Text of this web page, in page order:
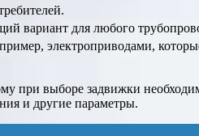
вариант для любого
электроприводами,
при выборе задвижки
и другие параметры.